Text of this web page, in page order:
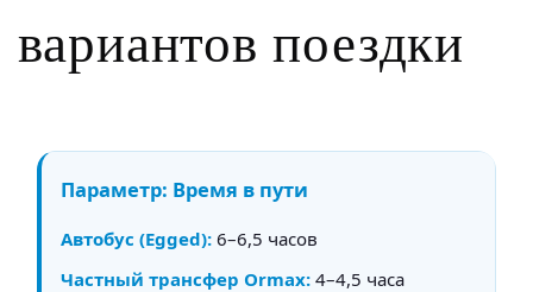
вариантов поездки
Время в пути
6–6,5 часов
4–4,5 часа